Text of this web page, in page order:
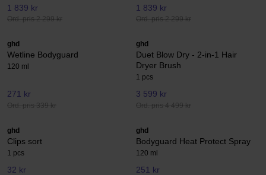
1 839 kr
Ord. pris 2 299 kr
1 839 kr
Ord. pris 2 299 kr
ghd
Wetline Bodyguard
120 ml
271 kr
Ord. pris 339 kr
ghd
Duet Blow Dry - 2-in-1 Hair
Dryer Brush
1 pcs
3 599 kr
Ord. pris 4 499 kr
ghd
Clips sort
1 pcs
32 kr
ghd
Bodyguard Heat Protect Spray
120 ml
251 kr